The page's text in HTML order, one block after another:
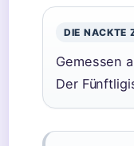
DIE NACKTE
Gemessen
Der